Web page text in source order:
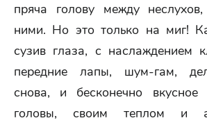
пряча голову между
ними. Но это только на миг!
сузив глаза, с наслаждением
передние лапы, шум-гам,
снова, и бесконечно
головы, своим теплом и